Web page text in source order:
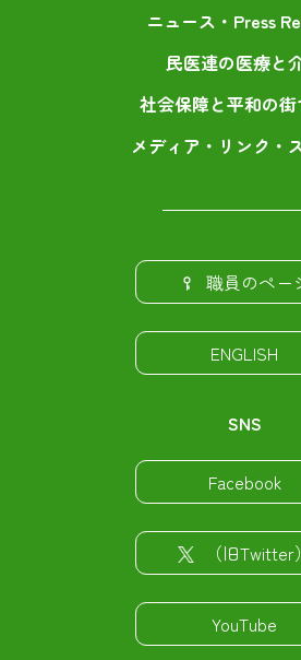
ニュース・Press
民医連の医療と
社会保障と平和の街
メディア・リンク・
職員のペー
ENGLISH
SNS
Facebook
（旧Twitter）
YouTube